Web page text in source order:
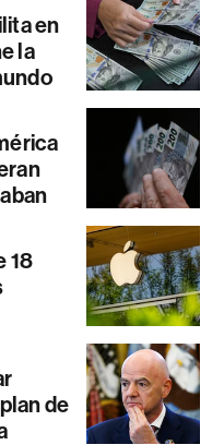
en
la
18
de